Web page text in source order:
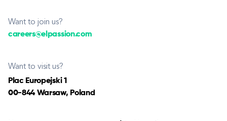
Want to join us?
careers@elpassion.com
Want to visit us?
Plac Europejski 1
00-844 Warsaw, Poland